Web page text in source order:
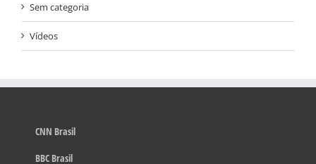
Sem categoria
Vídeos
CNN Brasil
BBC Brasil